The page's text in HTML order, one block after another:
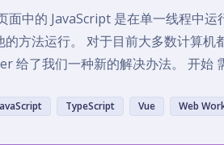
面中的 JavaScript 是在单一线程中
的方法运行。 对于目前大多数计算
给了我们一种新的解决办法。 开
TypeScript Vue Web